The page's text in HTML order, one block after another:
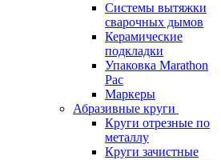
Системы вытяжки
сварочных дымов
Керамические
подкладки
Упаковка Marathon
Pac
Маркеры
Абразивные круги
Круги отрезные по
металлу
Круги зачистные